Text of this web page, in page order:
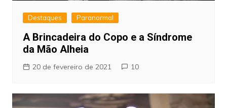
Destaques Paranormal
A Brincadeira do Copo e a Síndrome
da Mão Alheia
20 de fevereiro de 2021 10